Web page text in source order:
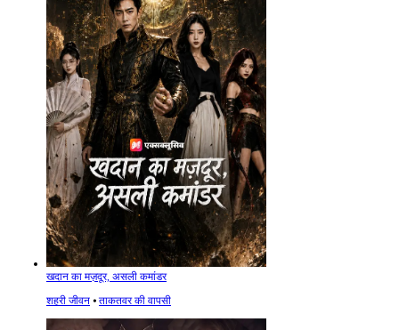
खदान का मज़दूर, असली कमांडर
शहरी जीवन ⦁ ताकतवर की वापसी